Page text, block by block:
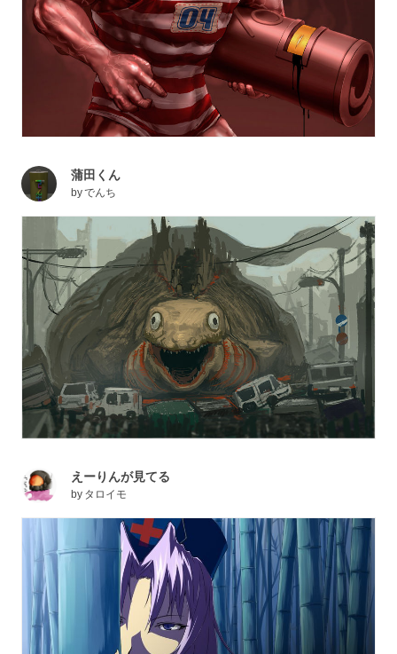
蒲田くん
byでんち
えーりんが見てる
by タロイモ